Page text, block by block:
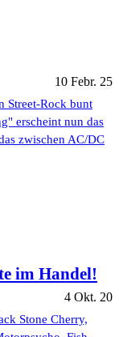
10 Febr. 25
Street-Rock bunt
erscheint nun das
zwischen AC/DC
im Handel!
4 Okt. 20
Stone Cherry,